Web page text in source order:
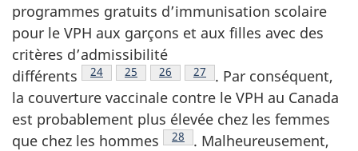
programmes gratuits d’immunisation scolaire
pour le VPH aux garçons et aux filles avec des
critères d’admissibilité
différents
Note de bas de page
24 Note de bas de page
25 Note de bas de page
26 Note de bas de page
27 . Par conséquent,
la couverture vaccinale contre le VPH au Canada
est probablement plus élevée chez les femmes
que chez les hommes Note de bas de page
28 . Malheureusement,